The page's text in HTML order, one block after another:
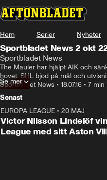
Hem Serier Nyheter
Sportbladet News 2 okt
Sportbladet News
The Mauler har hjälpt AIK och
hovet. SHL bjöd på mål och
löparnas värld!
Sportbladet News • 18.07.16 • 7 min
Se mer
Senast
EUROPA LEAGUE • 20 MAJ
Victor Nilsson Lindelöf
League med sitt Aston